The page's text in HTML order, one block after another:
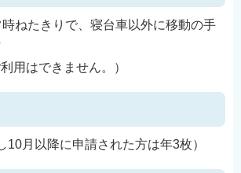
ねたきりで、寝台車以外に移動の手
用はできません。）
月以降に申請された方は年3枚）